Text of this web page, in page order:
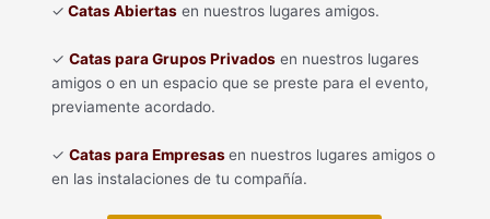
✓ Catas Abiertas en nuestros lugares amigos.
✓Catas para Grupos Privados en nuestros lugares
amigos o en un espacio que se preste para el evento,
previamente acordado.
✓Catas para Empresas en nuestros lugares amigos o
en las instalaciones de tu compañía.